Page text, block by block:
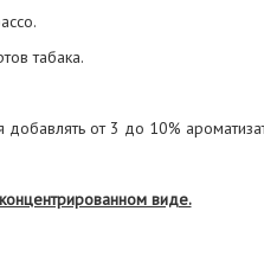
табака.
от 3 до 10%
виде.